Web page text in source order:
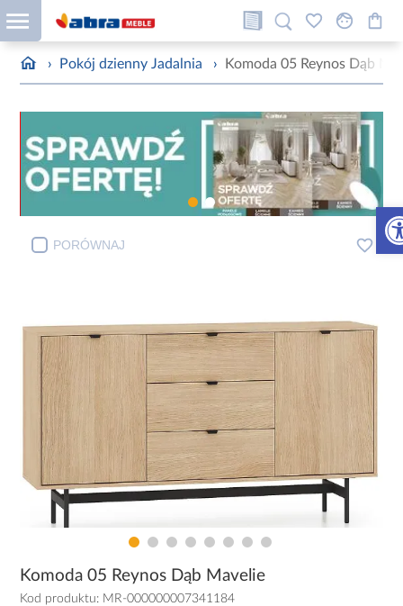
› Pokój dzienny Jadalnia › Komoda 05 Reynos Dąb
PORÓWNAJ
Komoda 05 Reynos Dąb Mavelie
Kod produktu: MR-000000007341184